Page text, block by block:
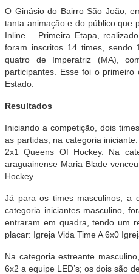
O Ginásio do Bairro São João,
tanta animação e do público que
Inline – Primeira Etapa,
foram inscritos 14 times, sendo
quatro de Imperatriz (MA),
participantes. Esse foi o
Estado.
Resultados
Iniciando a competição, dois
as partidas, na categoria
2x1 Queens Of Hockey. Na
araguainense Maria Blade
Hockey.
Já para os times masculinos, a
categoria iniciantes masculino,
entraram em quadra, tendo um
placar: Igreja Vida Time A 6x0
Na categoria estreante
6x2 a equipe LED’s; os dois são